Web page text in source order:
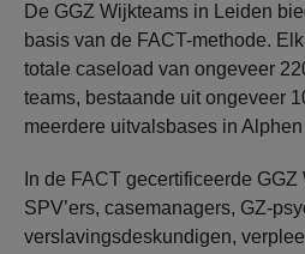
De GGZ Wijkteams in Leiden
basis van de FACT-methode.
totale caseload van ongeveer
teams, bestaande uit ongeveer
meerdere uitvalsbases in
In de FACT gecertificeerde
SPV’ers, casemanagers, GZ-
verslavingsdeskundigen,